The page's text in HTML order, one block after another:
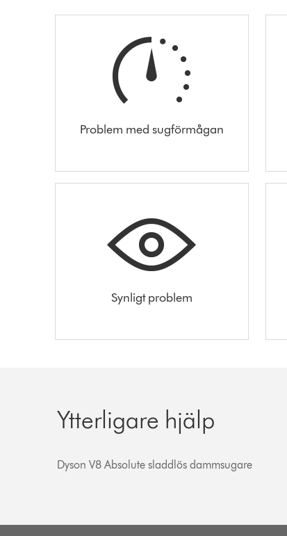
Problem med sugförmågan
Synligt problem
Ytterligare hjälp
Dyson V8 Absolute sladdlös dammsugare